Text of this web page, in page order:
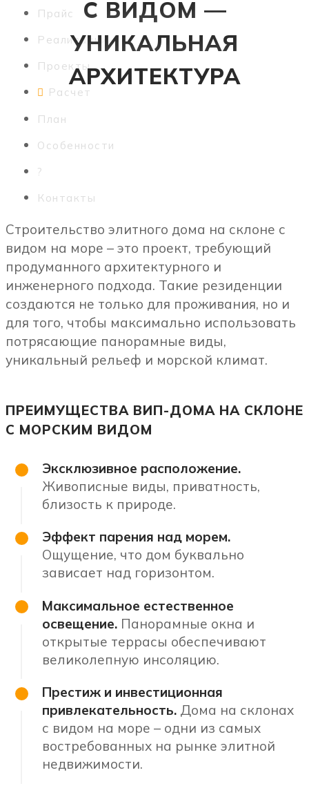
Прайс
Реализации
Проекты
Расчет
План
Особенности
?
Контакты
С ВИДОМ —
УНИКАЛЬНАЯ
АРХИТЕКТУРА
Строительство элитного дома на склоне с
видом на море – это проект, требующий
продуманного архитектурного и
инженерного подхода. Такие резиденции
создаются не только для проживания, но и
для того, чтобы максимально использовать
потрясающие панорамные виды,
уникальный рельеф и морской климат.
ПРЕИМУЩЕСТВА ВИП-ДОМА НА СКЛОНЕ
С МОРСКИМ ВИДОМ
Эксклюзивное расположение.
Живописные виды, приватность,
близость к природе.
Эффект парения над морем.
Ощущение, что дом буквально
зависает над горизонтом.
Максимальное естественное
освещение.Панорамные окна и
открытые террасы обеспечивают
великолепную инсоляцию.
Престиж и инвестиционная
привлекательность.Дома на склонах
с видом на море – одни из самых
востребованных на рынке элитной
недвижимости.